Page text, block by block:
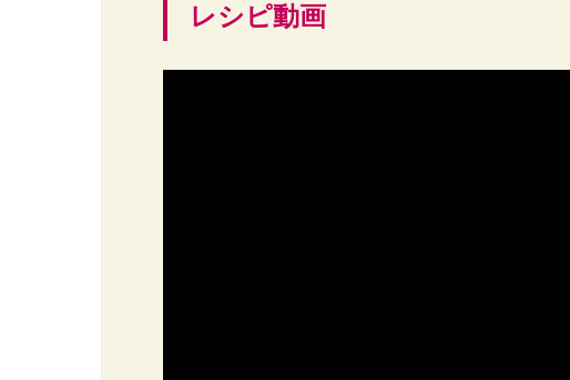
レシピ動画